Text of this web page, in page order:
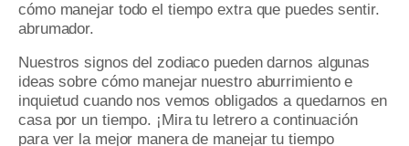
cómo manejar todo el tiempo extra que puedes sentir.
abrumador.
Nuestros signos del zodiaco pueden darnos algunas
ideas sobre cómo manejar nuestro aburrimiento e
inquietud cuando nos vemos obligados a quedarnos en
casa por un tiempo. ¡Mira tu letrero a continuación
para ver la mejor manera de manejar tu tiempo